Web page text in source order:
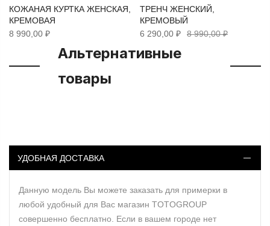
КОЖАНАЯ КУРТКА ЖЕНСКАЯ,
КРЕМОВАЯ
8 990,00 ₽
ТРЕНЧ ЖЕНСКИЙ,
КРЕМОВЫЙ
6 290,00 ₽
8 990,00 ₽
Альтернативные
товары
УДОБНАЯ ДОСТАВКА
Данную модель Вы можете заказать для примерки в
любой удобный для Вас магазин TOTOGROUP
совершенно бесплатно. Если в вашем городе нет